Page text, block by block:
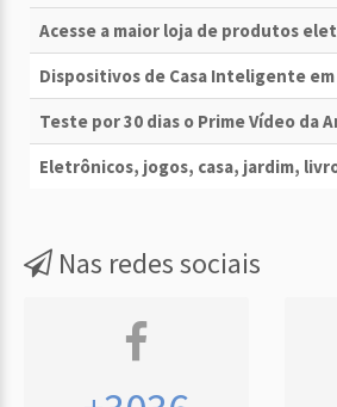
Acesse a maior loja de produtos
Dispositivos de Casa Inteligente
Teste por 30 dias o Prime Vídeo da
Eletrônicos, jogos, casa, jardim,
Nas redes sociais